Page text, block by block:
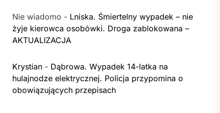
Nie wiadomo - Lniska. Śmiertelny wypadek – nie
żyje kierowca osobówki. Droga zablokowana –
AKTUALIZACJA
Krystian - Dąbrowa. Wypadek 14-latka na
hulajnodze elektrycznej. Policja przypomina o
obowiązujących przepisach